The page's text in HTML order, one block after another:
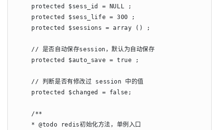
    protected $sess_id = NULL ;
    protected $sess_life = 300 ;
    protected $sessions = array () ;
    // 是否自动保存session，默认为自动保存
    protected $auto_save = true ;
    // 判断是否有修改过 session 中的值
    protected $changed = false;
    /**
    * @todo redis初始化方法，单例入口